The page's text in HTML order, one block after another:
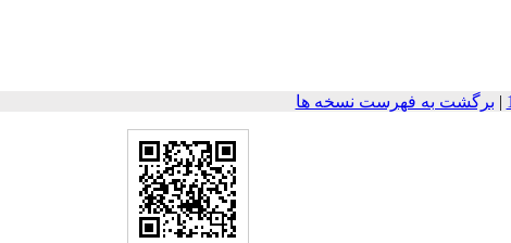
| برگشت به فهرست نسخه ها